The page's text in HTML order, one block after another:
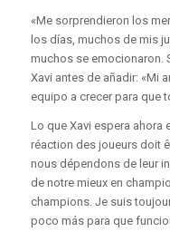
«Me sorprendieron los
los días, muchos de mis
muchos se emocionaron.
Xavi antes de añadir: «Mi
equipo a crecer para que
Lo que Xavi espera ahora
réaction des joueurs doit
nous dépendons de leur
de notre mieux en
champions. Je suis
poco más para que